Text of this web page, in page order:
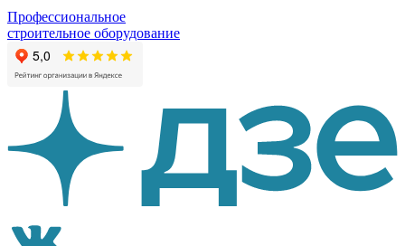
Профессиональное
строительное оборудование